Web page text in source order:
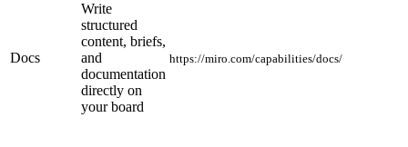
Docs
Write
structured
content, briefs,
and
documentation
directly on
your board
https://miro.com/capabilities/docs/